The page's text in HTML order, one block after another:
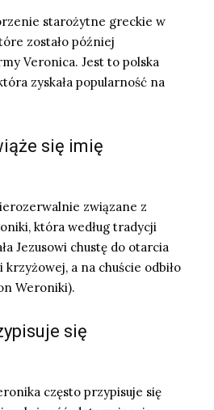
starożytne greckie w
zostało później
Veronica. Jest to polska
zyskała popularność na
się imię
związane z
która według tradycji
Jezusowi chustę do otarcia
a na chuście odbiło
Weroniki).
się
często przypisuje się